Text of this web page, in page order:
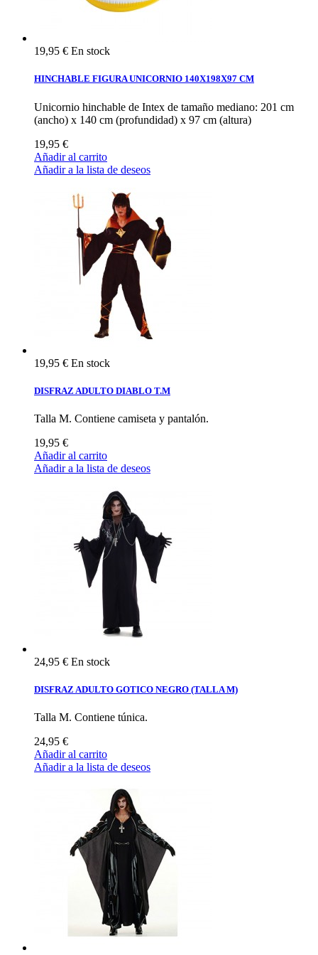
19,95 € En stock
HINCHABLE FIGURA UNICORNIO 140X198X97 CM
Unicornio hinchable de Intex de tamaño mediano: 201 cm
(ancho) x 140 cm (profundidad) x 97 cm (altura)
19,95 €
Añadir al carrito
Añadir a la lista de deseos
19,95 € En stock
DISFRAZ ADULTO DIABLO T.M
Talla M. Contiene camiseta y pantalón.
19,95 €
Añadir al carrito
Añadir a la lista de deseos
24,95 € En stock
DISFRAZ ADULTO GOTICO NEGRO (TALLA M)
Talla M. Contiene túnica.
24,95 €
Añadir al carrito
Añadir a la lista de deseos